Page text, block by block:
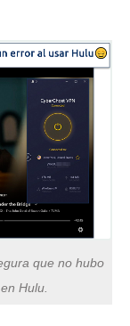
que no hubo
Hulu.